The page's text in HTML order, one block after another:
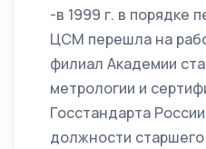
-в 1999 г. в порядке
ЦСМ перешла на
филиал Академии
метрологии и
Госстандарта
должности